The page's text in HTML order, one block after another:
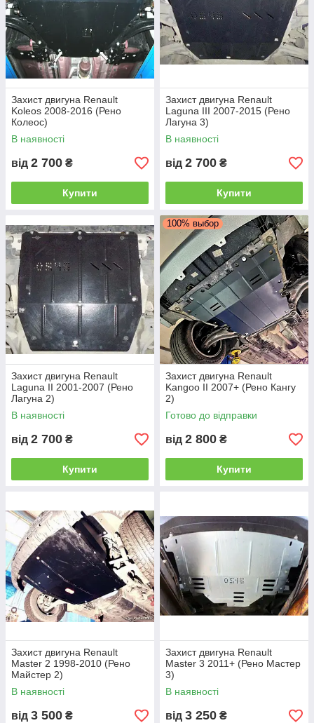
Захист двигуна Renault
Koleos 2008-2016 (Рено
Колеос)
В наявності
від 2 700 ₴
Купити
Захист двигуна Renault
Laguna III 2007-2015 (Рено
Лагуна 3)
В наявності
від 2 700 ₴
Купити
Захист двигуна Renault
Laguna II 2001-2007 (Рено
Лагуна 2)
В наявності
від 2 700 ₴
Купити
100% выбор
Захист двигуна Renault
Kangoo II 2007+ (Рено Кангу
2)
Готово до відправки
від 2 800 ₴
Купити
Захист двигуна Renault
Master 2 1998-2010 (Рено
Майстер 2)
В наявності
від 3 500 ₴
Захист двигуна Renault
Master 3 2011+ (Рено Мастер
3)
В наявності
від 3 250 ₴